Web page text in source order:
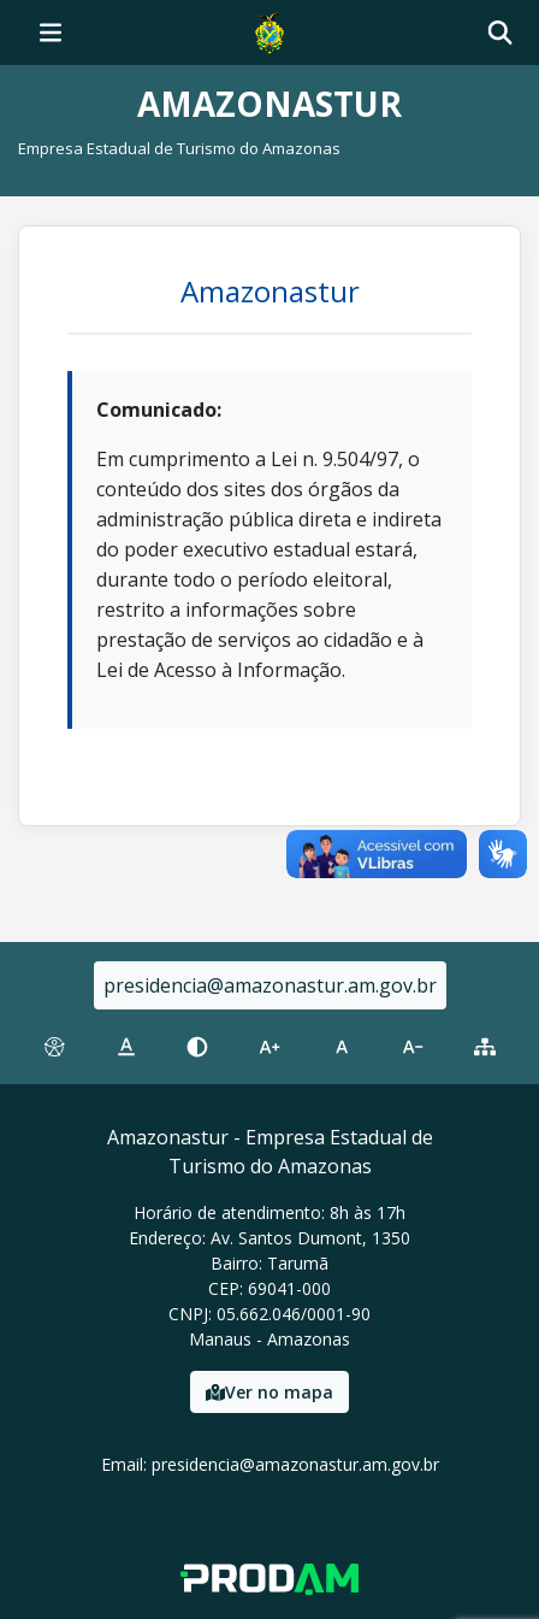
AMAZONASTUR
Empresa Estadual de Turismo do Amazonas
Amazonastur
Comunicado:
Em cumprimento a Lei n. 9.504/97, o
conteúdo dos sites dos órgãos da
administração pública direta e indireta
do poder executivo estadual estará,
durante todo o período eleitoral,
restrito a informações sobre
prestação de serviços ao cidadão e à
Lei de Acesso à Informação.
presidencia@amazonastur.am.gov.br
Amazonastur - Empresa Estadual de
Turismo do Amazonas
Horário de atendimento: 8h às 17h
Endereço: Av. Santos Dumont, 1350
Bairro: Tarumã
CEP: 69041-000
CNPJ: 05.662.046/0001-90
Manaus - Amazonas
Ver no mapa
Email: presidencia@amazonastur.am.gov.br